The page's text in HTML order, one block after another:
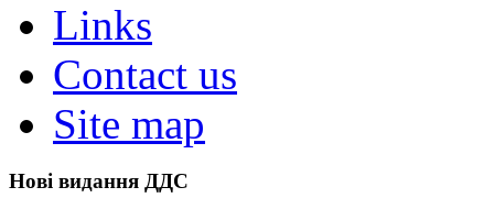
Links
Contact us
Site map
Нові видання ДДС